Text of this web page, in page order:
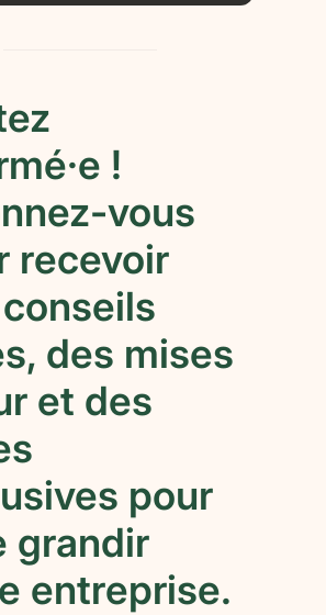
!
vous
recevoir
des mises
et des
pour
grandir
entreprise.